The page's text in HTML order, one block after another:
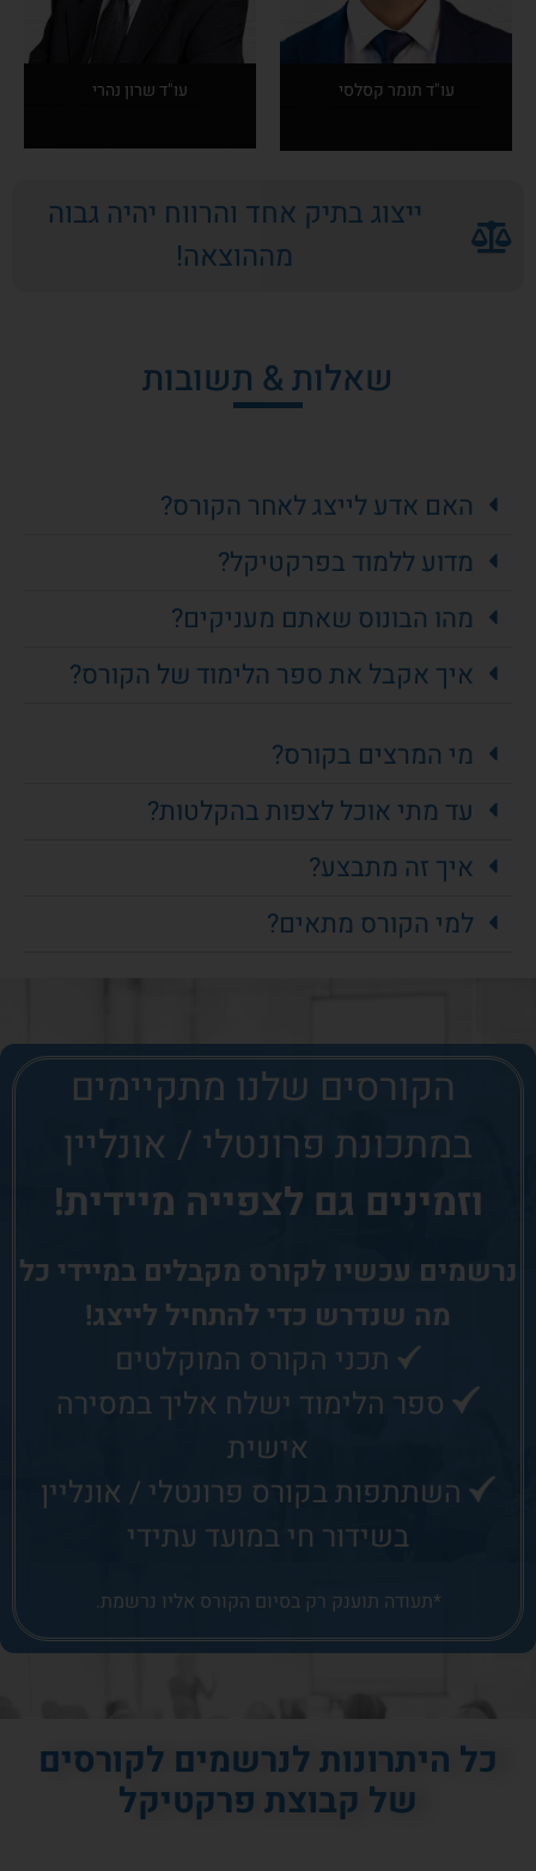
עו"ד תומר קסלסי
אודות
המרצה
עו"ד שרון נהרי
אודות
המרצה
ייצוג בתיק אחד והרווח יהיה גבוה
מההוצאה!
שאלות & תשובות
האם אדע לייצג לאחר הקורס?
מדוע ללמוד בפרקטיקל?
מהו הבונוס שאתם מעניקים?
איך אקבל את ספר הלימוד של הקורס?
מי המרצים בקורס?
עד מתי אוכל לצפות בהקלטות?
איך זה מתבצע?
למי הקורס מתאים?
הקורסים שלנו מתקיימים
במתכונת פרונטלי / אונליין
וזמינים גם לצפייה מיידית!
נרשמים עכשיו לקורס מקבלים במיידי כל
מה שנדרש כדי להתחיל לייצג!
תכני הקורס המוקלטים
ספר הלימוד ישלח אליך במסירה
אישית
השתתפות בקורס פרונטלי / אונליין
בשידור חי במועד עתידי
*תעודה תוענק רק בסיום הקורס אליו נרשמת.
כל היתרונות לנרשמים לקורסים
של קבוצת פרקטיקל